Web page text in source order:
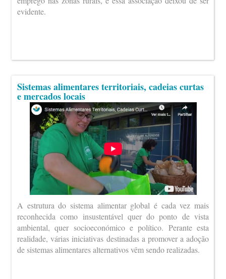
evidente.
Sistemas alimentares territoriais, cadeias curtas
e mercados locais
A estrutura do sistema alimentar global é cada vez mais
reconhecida como insustentável quer do ponto de vista
ambiental, quer socioeconómico e político. Perante esta
realidade, várias iniciativas destinadas a promover a adoção
de sistemas alimentares alternativos vêm sendo realizadas.